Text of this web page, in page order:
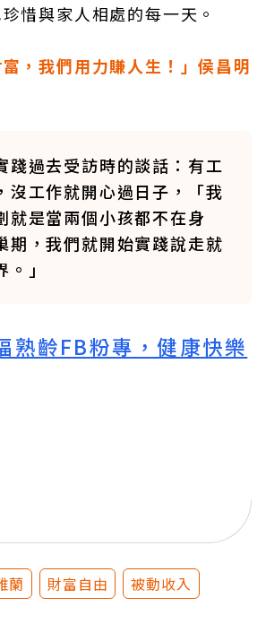
惜與家人相處的每一天。
富，我們用力賺人生！」侯昌明
踐過去受訪時的談話：有工
沒工作就開心過日子，「我
就是當兩個小孩都不在身
期，我們就開始實踐說走就
」
熟齡FB粉專，健康快樂
蘭 財富自由
被動收入